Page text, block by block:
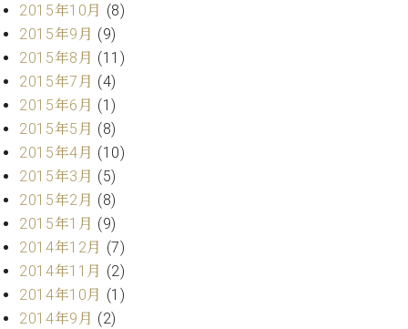
タ
イ
ン
デ
ジ
タ
ル)
ン
ト
情
報
八
王
工
房
ブ
ロ
グ
ク
セ
ス
2015年10月 (8)
2015年9月 (9)
2015年8月 (11)
2015年7月 (4)
2015年6月 (1)
2015年5月 (8)
2015年4月 (10)
2015年3月 (5)
2015年2月 (8)
2015年1月 (9)
2014年12月 (7)
2014年11月 (2)
2014年10月 (1)
2014年9月 (2)